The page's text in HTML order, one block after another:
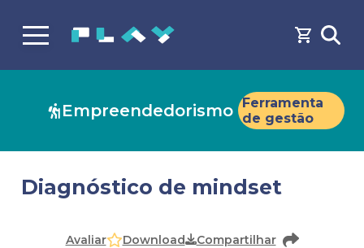
Empreendedorismo
Ferramenta
de gestão
Diagnóstico de mindset
cadastro para acessar o conteúdo
Avaliar Download Compartilhar